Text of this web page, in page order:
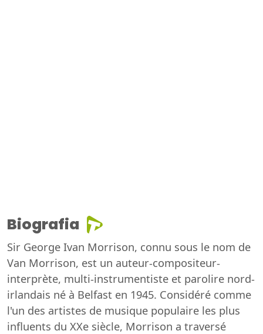
Biografia
Sir George Ivan Morrison, connu sous le nom de
Van Morrison, est un auteur-compositeur-
interprète, multi-instrumentiste et parolire nord-
irlandais né à Belfast en 1945. Considéré comme
l'un des artistes de musique populaire les plus
influents du XXe siècle, Morrison a traversé